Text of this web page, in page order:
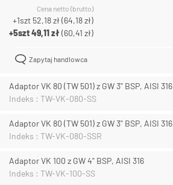
Cena netto (brutto)
+1szt 52,18 zł(64,18 zł)
+5szt49,11 zł(60,41 zł)
Zapytaj handlowca
Adaptor VK 80 (TW 501) z GW 3" BSP, AISI 316
Indeks : TW-VK-080-SS
Adaptor VK 80 (TW 501) z GW 3" BSP, AISI 316
Indeks : TW-VK-080-SSR
Adaptor VK 100 z GW 4" BSP, AISI 316
Indeks : TW-VK-100-SS